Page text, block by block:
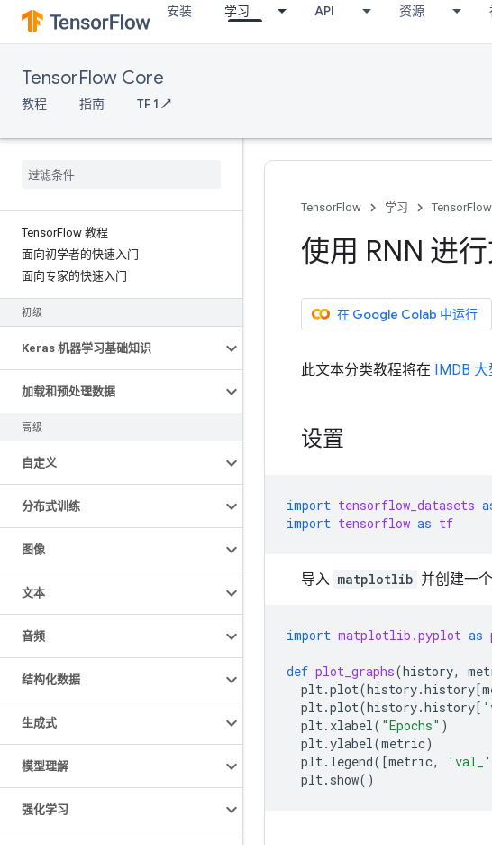
安装 学习 API 资源
TensorFlow Core
教程 指南 TF 1 ↗
TensorFlow 教程
面向初学者的快速入门
面向专家的快速入门
初级
Keras 机器学习基础知识
加载和预处理数据
高级
自定义
分布式训练
图像
文本
音频
结构化数据
生成式
模型理解
强化学习
TensorFlow 学习
使用 RNN 进
在 Google Colab 中运行
此文本分类教程将在 IMDB
设置
import tensorflow_datasets
import tensorflow as tf
导入 matplotlib 并创建一
import matplotlib.pyplot as
def plot_graphs(history,
plt.plot(history.history[
plt.plot(history.history[
plt. xlabel( "Epochs" )
plt.ylabel(metric)
plt. legend([metric, 'val_'
plt. show()